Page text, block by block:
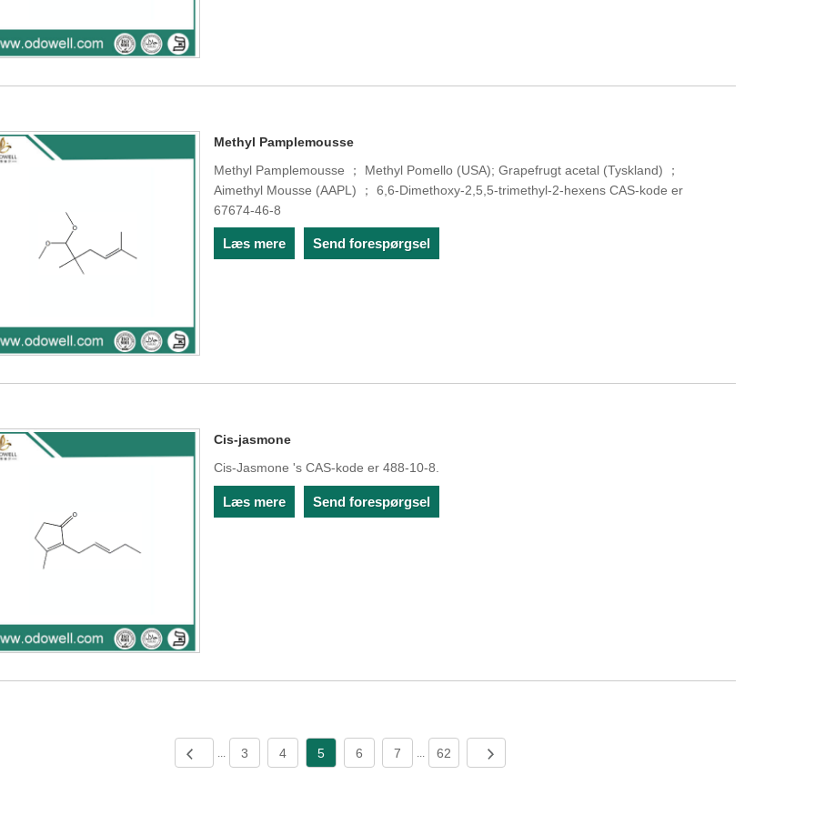
Methyl Pamplemousse
Methyl Pamplemousse ； Methyl Pomello (USA); Grapefrugt acetal (Tyskland) ；
Aimethyl Mousse (AAPL) ； 6,6-Dimethoxy-2,5,5-trimethyl-2-hexens CAS-kode er
67674-46-8
Læs mere Send forespørgsel
Cis-jasmone
Cis-Jasmone 's CAS-kode er 488-10-8.
Læs mere Send forespørgsel
... 3 4 5 6 7 ... 62